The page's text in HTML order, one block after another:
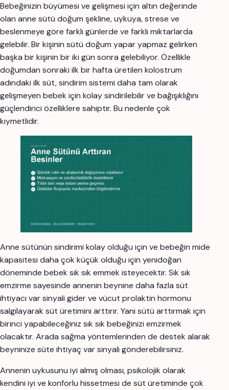
Bebeğinizin büyümesi ve gelişmesi için altın değerinde
olan anne sütü doğum şekline, uykuya, strese ve
beslenmeye göre farklı günlerde ve farklı miktarlarda
gelebilir. Bir kişinin sütü doğum yapar yapmaz gelirken
başka bir kişinin bir iki gün sonra gelebiliyor. Özellikle
doğumdan sonraki ilk bir hafta üretilen kolostrum
adındaki ilk süt, sindirim sistemi daha tam olarak
gelişmeyen bebek için kolay sindirilebilir ve bağışıklığını
güçlendirici özelliklere sahiptir. Bu nedenle çok
kıymetlidir.
Anne sütünün sindirimi kolay olduğu için ve bebeğin mide
kapasitesi daha çok küçük olduğu için yenidoğan
döneminde bebek sık sık emmek isteyecektir. Sık sık
emzirme sayesinde annenin beynine daha fazla süt
ihtiyacı var sinyali gider ve vücut prolaktin hormonu
salgılayarak süt üretimini arttırır. Yani sütü arttırmak için
birinci yapabileceğiniz sık sık bebeğinizi emzirmek
olacaktır. Arada sağma yöntemlerinden de destek alarak
beyninize süte ihtiyaç var sinyali gönderebilirsiniz.
Annenin uykusunu iyi almış olması, psikolojik olarak
kendini iyi ve konforlu hissetmesi de süt üretiminde çok